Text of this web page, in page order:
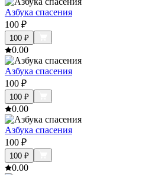
Азбука спасения
100 ₽
100 ₽
0.00
Азбука спасения
100 ₽
100 ₽
0.00
Азбука спасения
100 ₽
100 ₽
0.00